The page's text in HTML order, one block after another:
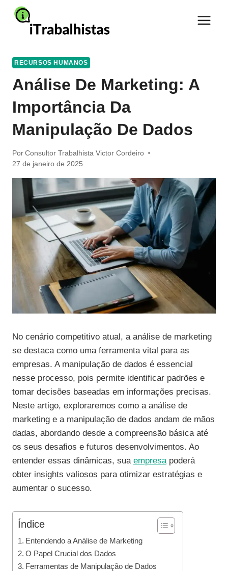
Pular
para
RECURSOS HUMANOS
Análise De Marketing: A
Importância Da
Manipulação De Dados
Por Consultor Trabalhista Victor Cordeiro
27 de janeiro de 2025
No cenário competitivo atual, a análise de marketing
se destaca como uma ferramenta vital para as
empresas. A manipulação de dados é essencial
nesse processo, pois permite identificar padrões e
tomar decisões baseadas em informações precisas.
Neste artigo, exploraremos como a análise de
marketing e a manipulação de dados andam de mãos
dadas, abordando desde a compreensão básica até
os seus desafios e futuros desenvolvimentos. Ao
entender essas dinâmicas, sua empresapoderá
obter insights valiosos para otimizar estratégias e
aumentar o sucesso.
Índice
Entendendo a Análise de Marketing
O Papel Crucial dos Dados
Ferramentas de Manipulação de Dados